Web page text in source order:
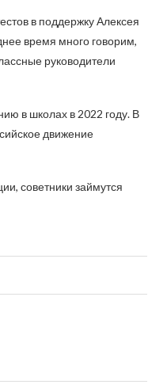
в поддержку Алексея
время много говорим,
руководители
в школах в 2022 году. В
движение
советники займутся